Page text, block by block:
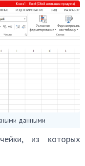
данными
из которых